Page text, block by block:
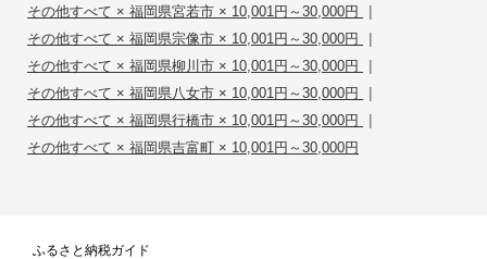
その他すべて × 福岡県宮若市 × 10,001円～30,000円 |
その他すべて × 福岡県宗像市 × 10,001円～30,000円 |
その他すべて × 福岡県柳川市 × 10,001円～30,000円 |
その他すべて × 福岡県八女市 × 10,001円～30,000円 |
その他すべて × 福岡県行橋市 × 10,001円～30,000円 |
その他すべて × 福岡県吉富町 × 10,001円～30,000円
ふるさと納税ガイド